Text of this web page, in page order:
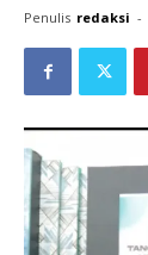
Penulis redaksi -